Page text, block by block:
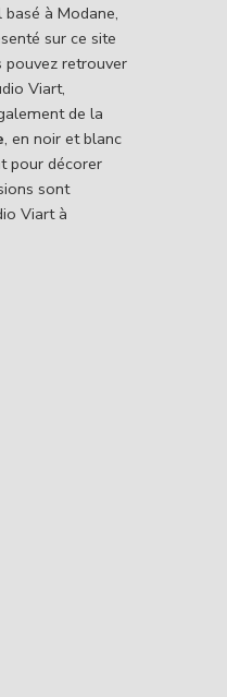
à Modane,
sur ce site
pouvez retrouver
Viart,
de la
, en noir et blanc
pour décorer
sont
Viart à